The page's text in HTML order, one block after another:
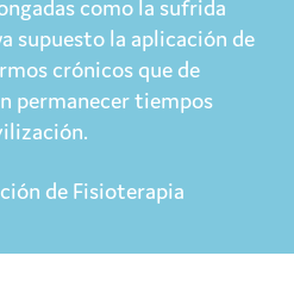
como la sufrida
supuesto la aplicación de
crónicos que de
permanecer tiempos
de Fisioterapia